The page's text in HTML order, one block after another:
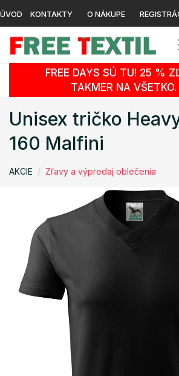
ÚVOD KONTAKTY O NÁKUPE
FREE DAYS SÚ TU! 25 %
TAKMER NA VŠETKO.
Unisex tričko
160 Malfini
AKCIE Zľavy a výpredaj oblečenia